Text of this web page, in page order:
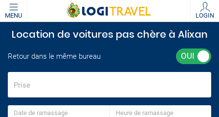
MENU LOGIN
Location de voitures pas chère à Alixan
Retour dans le même bureau
Prise
Date de ramassage Heure de ramassage